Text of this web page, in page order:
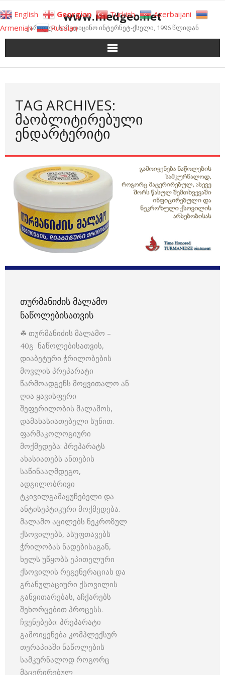
to
content
www.medgeo.net
ქართული სამედიცინო ინტერნეტ-ქსელი, 1996 წლიდან
TAG ARCHIVES:
ᲛᲐᲝᲑᲚᲘᲢᲘᲠᲔᲑᲣᲚᲘ
ᲔᲜᲓᲐᲠᲢᲔᲠᲘᲢᲘ
ᲗᲣᲠᲛᲐᲜᲘᲫᲘᲡ ᲛᲐᲚᲐᲛᲝ
ᲜᲐᲬᲝᲚᲔᲑᲘᲡᲐᲗᲕᲘᲡ
☘ თურმანიძის მალამო –
40გ ნაწოლებისათვის,
დიაბეტური ჭრილობების
მოვლის პრეპარატი
წარმოადგენს მოყვითალო ან
ღია ყავისფერი
შეფერილობის მალამოს,
დამახასიათებელი სუნით.
ფარმაკოლოგიური
მოქმედება: პრეპარატს
ახასიათებს ანთების
საწინააღმდეგო,
ადგილობრივი
ტკივილგამაყუჩებელი და
ანტისეპტიკური მოქმედება.
მალამო აცილებს ნეკროზულ
ქსოვილებს, ასუფთავებს
ჭრილობას ნადებისაგან,
ხელს უწყობს ეპითელური
ქსოვილის რეგენერაციას და
გრანულაციური ქსოვილის
განვითარებას, აჩქარებს
შეხორცებით პროცესს.
ჩვენებები: პრეპარატი
გამოიყენება კომპლექსურ
თერაპიაში ნაწოლების
სამკურნალოდ როგორც
მაცერირებულ
English Georgian Turkish
Azerbaijani
Armenian
Russian